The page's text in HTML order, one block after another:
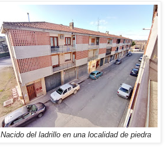
Nacido del ladrillo en una localidad de piedra